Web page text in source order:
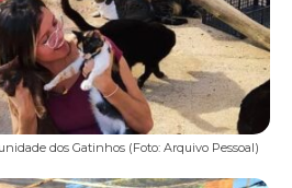
dos Gatinhos (Foto: Arquivo Pessoal)